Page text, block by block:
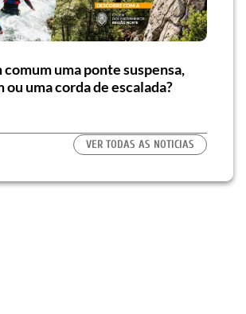
comum uma ponte suspensa,
ou uma corda de escalada?
VER TODAS AS NOTICIAS